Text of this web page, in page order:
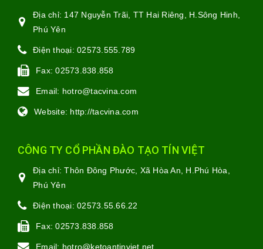
Địa chỉ: 147 Nguyễn Trãi, TT Hai Riêng, H.Sông Hinh,
Phú Yên
Điện thoại: 02573.555.789
Fax:02573.838.858
Email: hotro@tacvina.com
Website: http://tacvina.com
CÔNG TY CỔ PHẦN ĐÀO TẠO TÍN VIỆT
Địa chỉ:Thôn Đông Phước, Xã Hòa An, H.Phú Hòa,
Phú Yên
Điện thoại: 02573.55.66.22
Fax:02573.838.858
Email: hotro@ketoantinviet.net